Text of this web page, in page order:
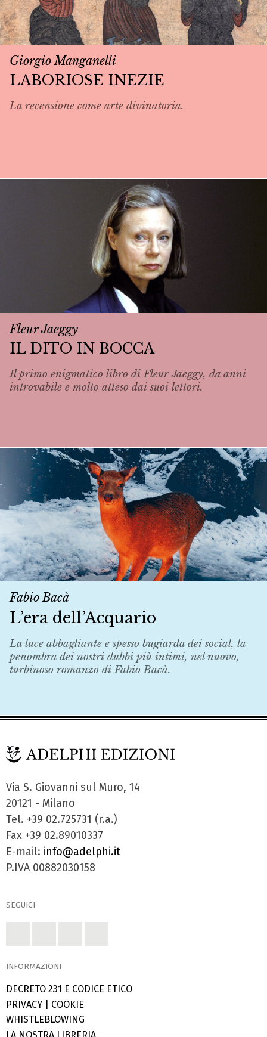
Giorgio Manganelli
LABORIOSE INEZIE
La recensione come arte divinatoria.
Fleur Jaeggy
IL DITO IN BOCCA
Il primo enigmatico libro di Fleur Jaeggy, da anni
introvabile e molto atteso dai suoi lettori.
Fabio Bacà
L’era dell’Acquario
La luce abbagliante e spesso bugiarda dei social, la
penombra dei nostri dubbi più intimi, nel nuovo,
turbinoso romanzo di Fabio Bacà.
Via S. Giovanni sul Muro, 14
20121 - Milano
Tel. +39 02.725731 (r.a.)
Fax +39 02.89010337
E-mail: info@adelphi.it
P.IVA 00882030158
SEGUICI
INFORMAZIONI
DECRETO 231 E CODICE ETICO
PRIVACY
COOKIE
WHISTLEBLOWING
LA NOSTRA LIBRERIA